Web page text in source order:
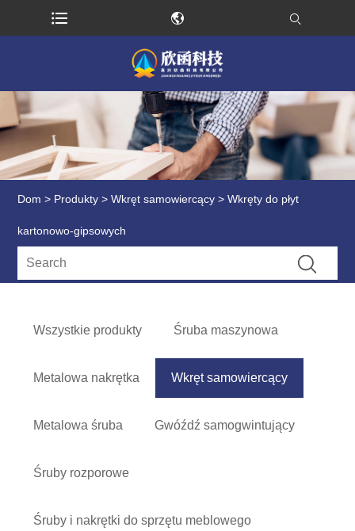
Dom > Produkty >Wkręt samowiercący > Wkręty do płyt
kartonowo-gipsowych
Wszystkie produkty Śruba maszynowa
Metalowa nakrętka Wkręt samowiercący
Metalowa śruba Gwóźdź samogwintujący
Śruby rozporowe
Śruby i nakrętki do sprzętu meblowego